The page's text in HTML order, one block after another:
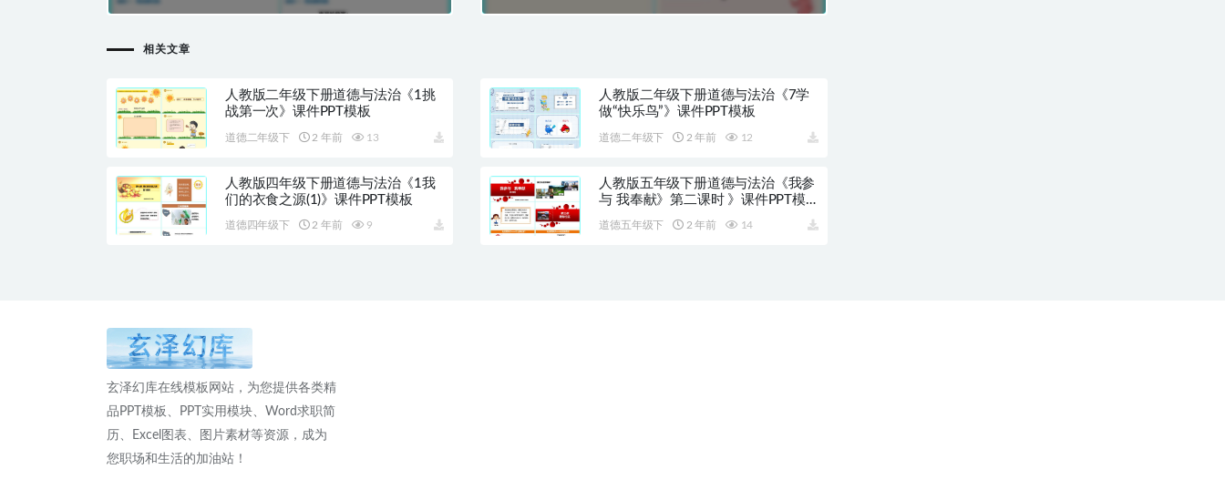
毒品(1)》课件PPT模板
相关文章
人教版二年级下册道德与法治《1挑
战第一次》课件PPT模板
道德二年级下 2 年前 13
人教版二年级下册道德与法治《7学
做“快乐鸟”》课件PPT模板
道德二年级下 2 年前 12
人教版四年级下册道德与法治《1我
们的衣食之源(1)》课件PPT模板
道德四年级下 2 年前 9
人教版五年级下册道德与法治《我参
与 我奉献》第二课时 》课件PPT模
道德五年级下 2 年前 14
玄泽幻库在线模板网站，为您提供各类精
品PPT模板、PPT实用模块、Word求职简
历、Excel图表、图片素材等资源，成为
您职场和生活的加油站！